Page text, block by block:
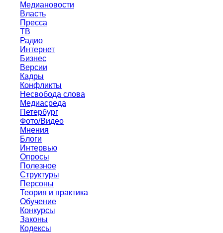
Медиановости
Власть
Пресса
ТВ
Радио
Интернет
Бизнес
Версии
Кадры
Конфликты
Несвобода слова
Медиасреда
Петербург
Фото/Видео
Мнения
Блоги
Интервью
Опросы
Полезное
Структуры
Персоны
Теория и практика
Обучение
Конкурсы
Законы
Кодексы